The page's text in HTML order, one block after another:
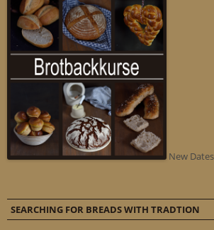
New
SEARCHING FOR BREADS WITH TRADTION